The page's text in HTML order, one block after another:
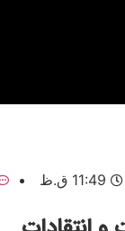
11:49 ق.ظ